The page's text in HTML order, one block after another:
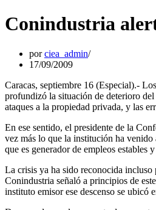
Conindustria
porciea_admin
17/09/2009
Caracas, septiembre 16 (Especial).-
profundizó la situación de deterioro
ataques a la propiedad privada, y las
En ese sentido, el presidente de la
vez más lo que la institución ha venido
que es generador de empleos estables
La crisis ya ha sido reconocida incluso
Conindustria señaló a principios de
instituto emisor ese descenso se ubicó